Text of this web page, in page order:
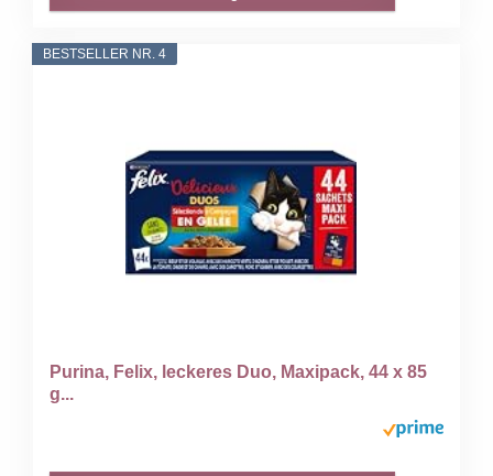
BESTSELLER NR. 4
Purina, Felix, leckeres Duo, Maxipack, 44 x 85
g...